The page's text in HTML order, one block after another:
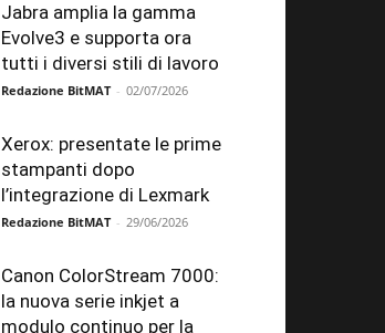
Jabra amplia la gamma
Evolve3 e supporta ora
tutti i diversi stili di lavoro
Redazione BitMAT - 02/07/2026
Xerox: presentate le prime
stampanti dopo
l’integrazione di Lexmark
Redazione BitMAT - 29/06/2026
Canon ColorStream 7000:
la nuova serie inkjet a
modulo continuo per la